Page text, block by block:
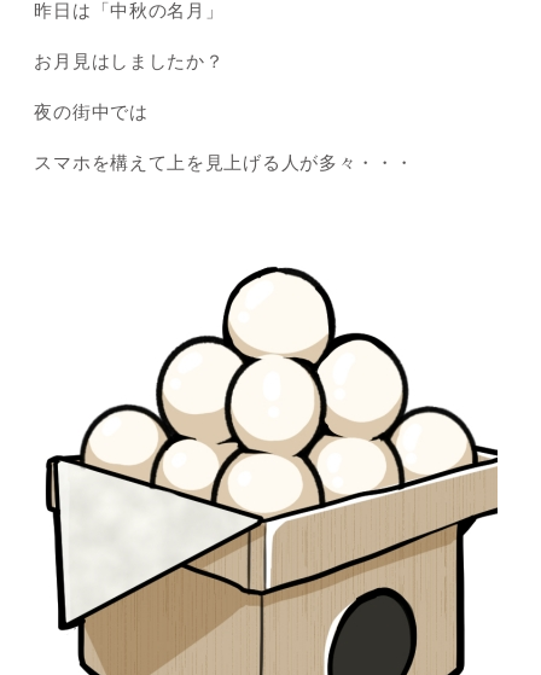
昨日は「中秋の名月」
お月見はしましたか？
夜の街中では
スマホを構えて上を見上げる人が多々・・・